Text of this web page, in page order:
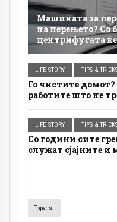
Машината за
на перењето? Со
центрифугата
LIFE STORY TIPS &
Го чистите
работите што не
LIFE STORY TIPS &
Со години сите
служат сјајните и
Topvest